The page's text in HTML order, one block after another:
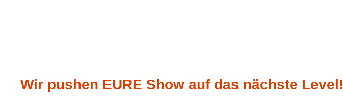
Wir pushen EURE Show auf das nächste Level!